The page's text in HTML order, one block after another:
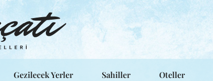
Gezilecek Yerler Sahiller Oteller